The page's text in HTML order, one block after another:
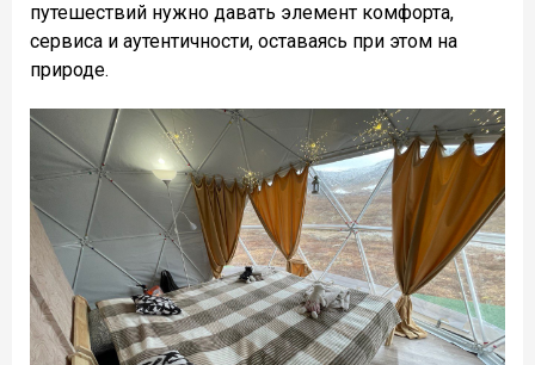
путешествий нужно давать элемент комфорта,
сервиса и аутентичности, оставаясь при этом на
природе.